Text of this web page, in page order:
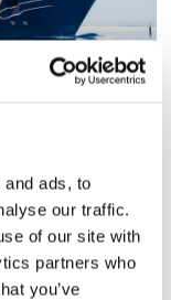
ads, to
our traffic.
of our site with
partners who
you’ve